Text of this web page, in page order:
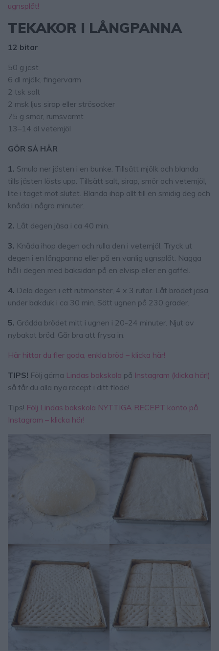
ugnsplåt!
TEKAKOR I LÅNGPANNA
12 bitar
50 g jäst
6 dl mjölk, fingervarm
2 tsk salt
2 msk ljus sirap eller strösocker
75 g smör, rumsvarmt
13–14 dl vetemjöl
GÖR SÅ HÄR
1. Smula ner jästen i en bunke. Tillsätt mjölk och blanda
tills jästen lösts upp. Tillsätt salt, sirap, smör och vetemjöl,
lite i taget mot slutet. Blanda ihop allt till en smidig deg och
knåda i några minuter.
2. Låt degen jäsa i ca 40 min.
3. Knåda ihop degen och rulla den i vetemjöl. Tryck ut
degen i en långpanna eller på en vanlig ugnsplåt. Nagga
hål i degen med baksidan på en elvisp eller en gaffel.
4. Dela degen i ett rutmönster, 4 x 3 rutor. Låt brödet jäsa
under bakduk i ca 30 min. Sätt ugnen på 230 grader.
5. Grädda brödet mitt i ugnen i 20-24 minuter. Njut av
nybakat bröd. Går bra att frysa in.
Här hittar du fler goda, enkla bröd – klicka här!
TIPS! Följ gärna Lindas bakskola på Instagram (klicka här!)
så får du alla nya recept i ditt flöde!
Tips! Följ Lindas bakskola NYTTIGA RECEPT konto på
Instagram – klicka här!